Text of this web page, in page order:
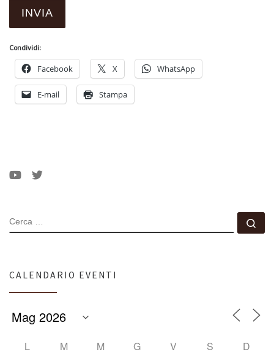
Condividi:
Facebook X WhatsApp
E-mail Stampa
CERCA
CALENDARIO EVENTI
L M M G V S D